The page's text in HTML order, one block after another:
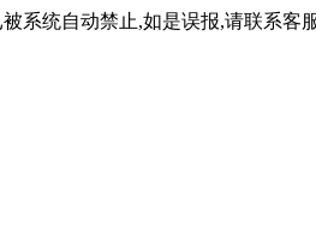
系统自动禁止,如是误报,请联系客